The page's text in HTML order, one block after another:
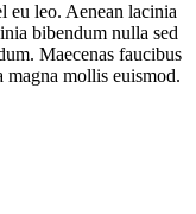
eu leo. Aenean lacinia
bibendum nulla sed
Maecenas faucibus
magna mollis euismod.